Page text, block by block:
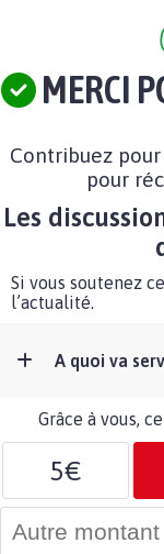
MERCI
Contribuez
pour
Les
Si vous soutenez
l’actualité.
A quoi va
Grâce à vous,
5€